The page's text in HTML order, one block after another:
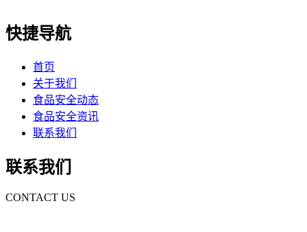
快捷导航
首页
关于我们
食品安全动态
食品安全资讯
联系我们
联系我们
CONTACT US